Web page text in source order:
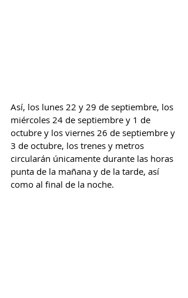
Así, los lunes 22 y 29 de septiembre, los
miércoles 24 de septiembre y 1 de
octubre y los viernes 26 de septiembre y
3 de octubre, los trenes y metros
circularán únicamente durante las horas
punta de la mañana y de la tarde, así
como al final de la noche.